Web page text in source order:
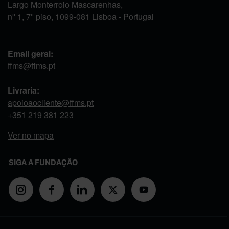
Largo Monterroio Mascarenhas,
nº 1, 7º piso, 1099-081 Lisboa - Portugal
Email geral:
ffms@ffms.pt
Livraria:
apoioaocliente@ffms.pt
+351 219 381 223
Ver no mapa
SIGA A FUNDAÇÃO